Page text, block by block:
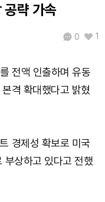
₩ 1,455
₩463.8(+0.59%)
₩91,188,881(-0.31%)
공략 가속
0 1
전액 인출하며 유동
격 확대했다고 밝혔
경제성 확보로 미국
부상하고 있다고 전했